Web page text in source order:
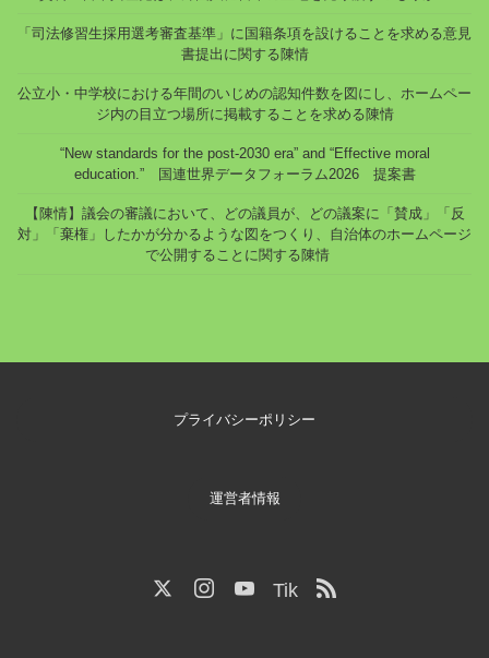
「司法修習生採用選考審査基準」に国籍条項を設けることを求める意見
書提出に関する陳情
公立小・中学校における年間のいじめの認知件数を図にし、ホームペー
ジ内の目立つ場所に掲載することを求める陳情
“New standards for the post-2030 era” and “Effective moral
education.” 国連世界データフォーラム2026 提案書
【陳情】議会の審議において、どの議員が、どの議案に「賛成」「反
対」「棄権」したかが分かるような図をつくり、自治体のホームページ
で公開することに関する陳情
プライバシーポリシー
運営者情報
Tik